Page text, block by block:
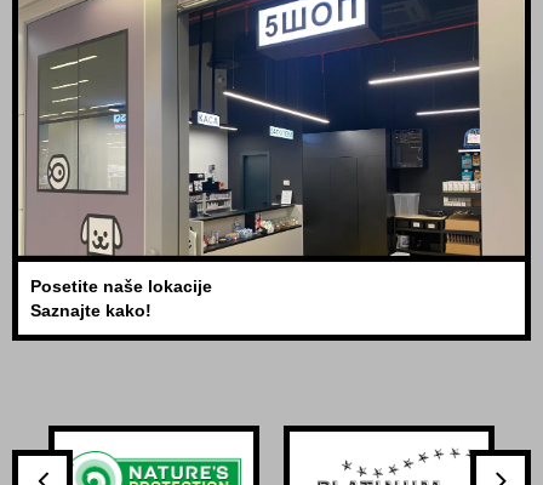
Posetite naše lokacije
Saznajte kako!